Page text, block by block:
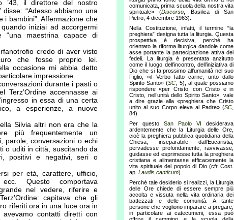
’43, il direttore del nostro
disse: “Adesso abbiamo una
i bambini”. Affermazione che
iniziai ad accorgermi
“una maestrina capace di
credo di aver visto
che fosse proprio lei.
occasione mi abbia detto
impressione.
durante i pasti o
Terz’Ordine accennasse ai
in essa di una certa
a esperienze, a nuove
Silvia altri non era che la
più frequentemente un
parole, conversazioni o echi
o uditi in città, suscitando da
positivi e negativi, seri o
per età, carattere, ufficio,
Questo comportava
nel vedere, riferire e
capitava che gli
riferiti ora in una luce ora in
contatti diretti con
comunicata, prima scuola della nostra vita
spirituale» (Discorso , Basilica di San
Pietro, 4 dicembre 1963).
Nella Costituzione, infatti, il termine “la
preghiera” designa tutta la liturgia. Questa
prospettiva è decisiva, perché ha
orientato la riforma liturgica dandole come
asse portante la partecipazione attiva dei
fedeli. La liturgia è presentata anzitutto
come il luogo dell’incontro, dell’iniziativa di
Dio che si fa prossimo all’umanità nel suo
Figlio, «il Verbo fatto carne, unto dallo
Spirito Santo» (SC , 5), al quale possiamo
rispondere «per Cristo, con Cristo e in
Cristo, nell’unità dello Spirito Santo», vale
a dire grazie alla «preghiera che Cristo
unito al suo Corpo eleva al Padre» (SC
84).
Per questo San Paolo VI desiderava
ardentemente che la Liturgia delle Ore,
cioè la preghiera pubblica quotidiana della
Chiesa, inseparabile dall’Eucaristia,
pervadesse profondamente, ravvivasse,
guidasse ed esprimesse tutta la preghiera
cristiana e alimentasse efficacemente la
vita spirituale del popolo di Dio (cfr Cost.
ap. Laudis canticum).
Perché tale desiderio si realizzi, la Liturgia
delle Ore chiede di essere sempre più
accolta e vissuta nella vita ordinaria dei
battezzati e delle comunità. A tante
persone che vogliono imparare a pregare,
in particolare ai catecumeni, essa può